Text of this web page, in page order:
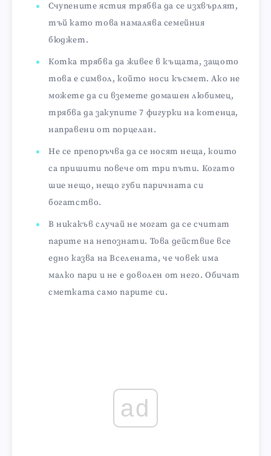
Счупените ястия трябва да се изхвърлят,
тъй като това намалява семейния
бюджет.
Котка трябва да живее в къщата, защото
това е символ, който носи късмет. Ако не
можете да си вземете домашен любимец,
трябва да закупите 7 фигурки на котенца,
направени от порцелан.
Не се препоръчва да се носят неща, които
са пришити повече от три пъти. Когато
шие нещо, нещо губи паричната си
богатство.
В никакъв случай не могат да се считат
парите на непознати. Това действие все
едно казва на Вселената, че човек има
малко пари и не е доволен от него. Обичат
сметката само парите си.
ad